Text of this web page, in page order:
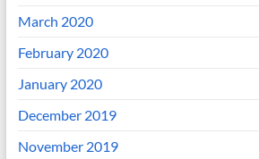
March 2020
February 2020
January 2020
December 2019
November 2019